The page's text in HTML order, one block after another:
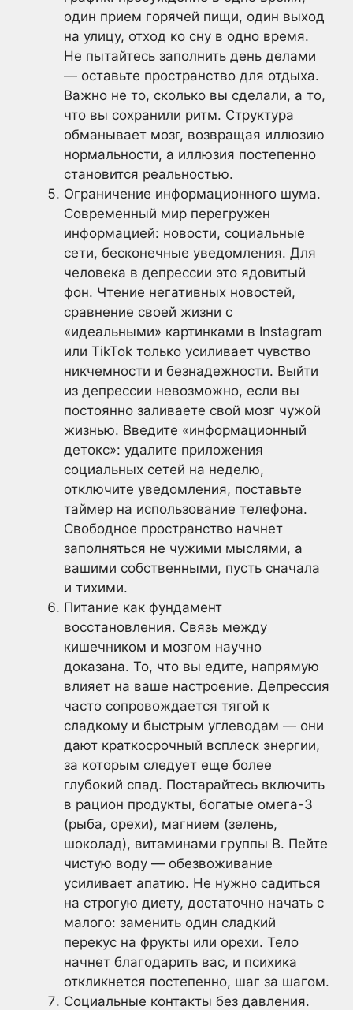
один прием горячей пищи, один выход
на улицу, отход ко сну в одно время.
Не пытайтесь заполнить день делами
— оставьте пространство для отдыха.
Важно не то, сколько вы сделали, а то,
что вы сохранили ритм. Структура
обманывает мозг, возвращая иллюзию
нормальности, а иллюзия постепенно
становится реальностью.
Ограничение информационного шума.
Современный мир перегружен
информацией: новости, социальные
сети, бесконечные уведомления. Для
человека в депрессии это ядовитый
фон. Чтение негативных новостей,
сравнение своей жизни с
«идеальными» картинками в Instagram
или TikTok только усиливает чувство
никчемности и безнадежности. Выйти
из депрессии невозможно, если вы
постоянно заливаете свой мозг чужой
жизнью. Введите «информационный
детокс»: удалите приложения
социальных сетей на неделю,
отключите уведомления, поставьте
таймер на использование телефона.
Свободное пространство начнет
заполняться не чужими мыслями, а
вашими собственными, пусть сначала
и тихими.
Питание как фундамент
восстановления. Связь между
кишечником и мозгом научно
доказана. То, что вы едите, напрямую
влияет на ваше настроение. Депрессия
часто сопровождается тягой к
сладкому и быстрым углеводам — они
дают краткосрочный всплеск энергии,
за которым следует еще более
глубокий спад. Постарайтесь включить
в рацион продукты, богатые омега-3
(рыба, орехи), магнием (зелень,
шоколад), витаминами группы B. Пейте
чистую воду — обезвоживание
усиливает апатию. Не нужно садиться
на строгую диету, достаточно начать с
малого: заменить один сладкий
перекус на фрукты или орехи. Тело
начнет благодарить вас, и психика
откликнется постепенно, шаг за шагом.
Социальные контакты без давления.